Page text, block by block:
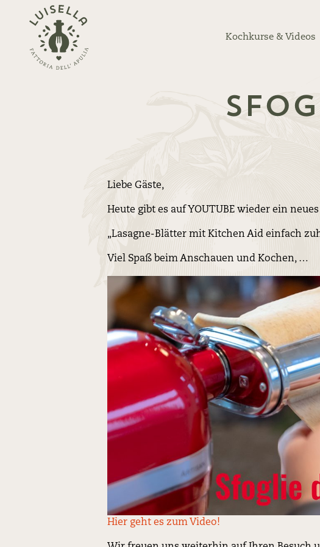
Zurück
zur
Startseite
Kochkurse & Videos
Liebe Gäste,
Heute gibt es auf YOUTUBE wieder ein
„Lasagne-Blätter mit Kitchen Aid einfach
Viel Spaß beim Anschauen und Kochen, …
Hier geht es zum Video!